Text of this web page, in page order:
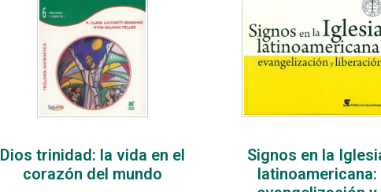
Dios trinidad: la vida en el
corazón del mundo
Signos en la
latinoamericana: